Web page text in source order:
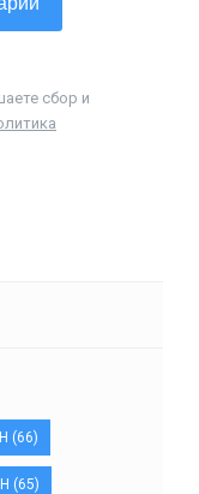
сбор и
(66)
(65)